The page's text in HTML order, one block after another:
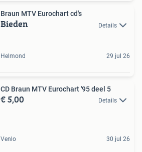
Braun MTV Eurochart cd's
Bieden Details
Helmond 29 jul 26
CD Braun MTV Eurochart '95 deel 5
€ 5,00 Details
Venlo 30 jul 26